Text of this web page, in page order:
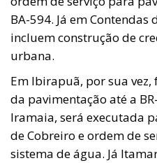
BA-594. Já em Contendas
incluem construção de
urbana.
Em Ibirapuã, por sua
da pavimentação até a
Iramaia, será executada
de Cobreiro e ordem de
sistema de água. Já